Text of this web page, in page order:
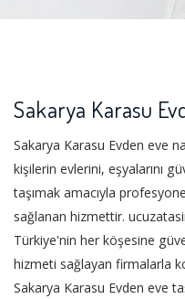
Sakarya Karasu
Sakarya Karasu Evden eve
kişilerin evlerini, eşyalarını
taşımak amacıyla
sağlanan hizmettir.
Türkiye'nin her köşesine
hizmeti sağlayan firmalarla
Sakarya Karasu Evden eve